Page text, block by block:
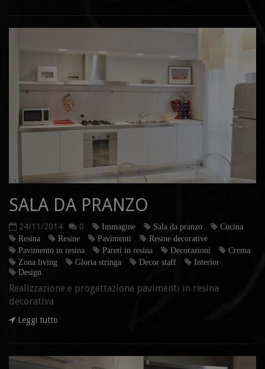
SALA DA PRANZO
24/11/2014 0 Immagine Sala da pranzo
Cucina
Resina
Resine Pavimenti
Resine decorative
Pavimento in resina
Pareti in resina Decorazioni
Crema
Zona living
Gloria stringa Decor staff
Interior
Design
Realizzazione e progettazione pavimenti in resina
decorativa
Leggi tutto